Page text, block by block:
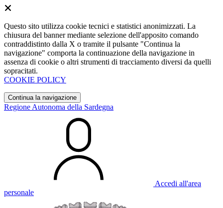
Questo sito utilizza cookie tecnici e statistici anonimizzati. La
chiusura del banner mediante selezione dell'apposito comando
contraddistinto dalla X o tramite il pulsante "Continua la
navigazione" comporta la continuazione della navigazione in
assenza di cookie o altri strumenti di tracciamento diversi da quelli
sopracitati.
COOKIE POLICY
Continua la navigazione
Regione Autonoma della Sardegna
Accedi all'area
personale